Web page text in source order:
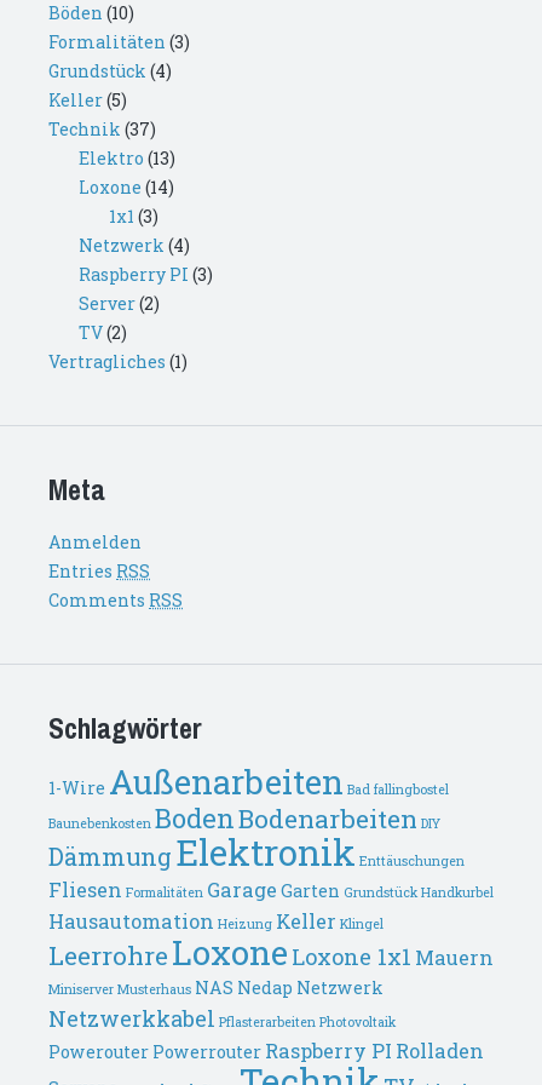
Böden (10)
Formalitäten (3)
Grundstück (4)
Keller(5)
Technik (37)
Elektro (13)
Loxone (14)
1x1 (3)
Netzwerk (4)
Raspberry PI (3)
Server(2)
TV(2)
Vertragliches (1)
Meta
Anmelden
Entries RSS
Comments RSS
Schlagwörter
1-Wire Außenarbeiten Bad fallingbostel
Baunebenkosten BodenBodenarbeiten DIY
DämmungElektronik Enttäuschungen
Fliesen Formalitäten Garage Garten Grundstück Handkurbel
Hausautomation Heizung Keller Klingel
LeerrohreLoxone Loxone 1x1 Mauern
Miniserver Musterhaus NAS Nedap Netzwerk
Netzwerkkabel Pflasterarbeiten Photovoltaik
Powerouter Powerrouter Raspberry PI Rolladen